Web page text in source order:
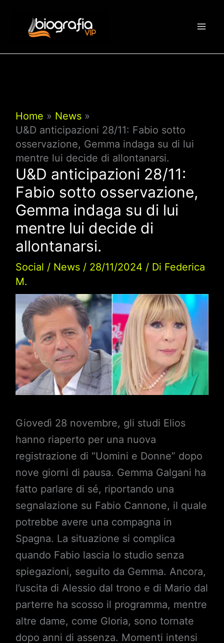
contenuto
Home
News
U&D anticipazioni 28/11: Fabio sotto
osservazione, Gemma indaga su di lui
mentre lui decide di allontanarsi.
U&D anticipazioni 28/11:
Fabio sotto osservazione,
Gemma indaga su di lui
mentre lui decide di
allontanarsi.
Social / News/ 28/11/2024 / Di Federica
M.
Giovedì 28 novembre, gli studi Elios
hanno riaperto per una nuova
registrazione di “Uomini e Donne” dopo
nove giorni di pausa. Gemma Galgani ha
fatto parlare di sé, riportando una
segnalazione su Fabio Cannone, il quale
potrebbe avere una compagna in
Spagna. La situazione si complica
quando Fabio lascia lo studio senza
spiegazioni, seguito da Gemma. Ancora,
l’uscita di Alessio dal trono e di Mario dal
parterre ha scosso il programma, mentre
altre dame, come Gloria, sono tornate
dopo anni di assenza. Momenti intensi